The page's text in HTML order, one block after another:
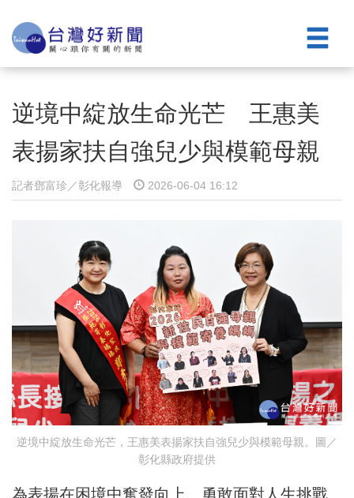
逆境中綻放生命光芒 王惠美
表揚家扶自強兒少與模範母親
記者鄧富珍／彰化報導 2026-06-04 16:12
逆境中綻放生命光芒，王惠美表揚家扶自強兒少與模範母親。圖／
彰化縣政府提供
為表揚在困境中奮發向上、勇敢面對人生挑戰